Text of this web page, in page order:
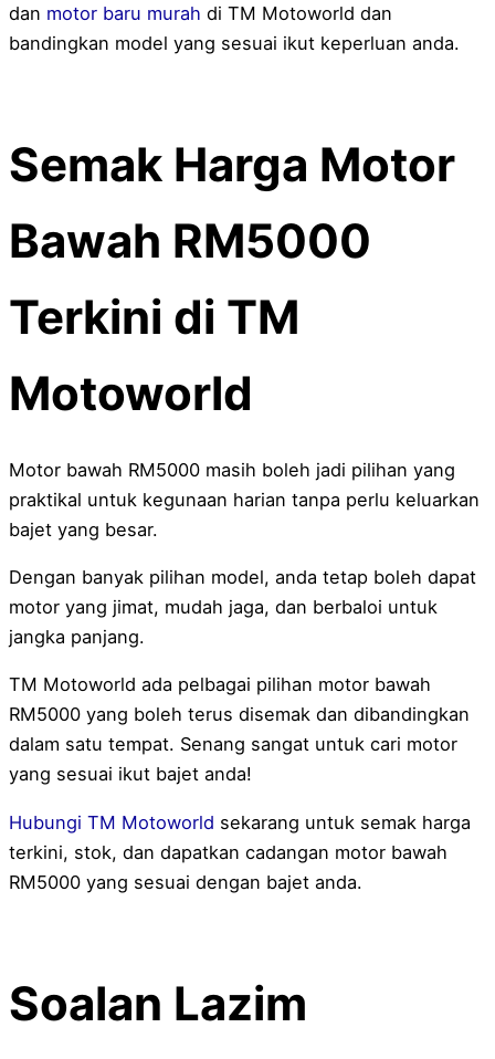
dan motor baru murah di TM Motoworld dan
bandingkan model yang sesuai ikut keperluan anda.
Semak Harga Motor
Bawah RM5000
Terkini di TM
Motoworld
Motor bawah RM5000 masih boleh jadi pilihan yang
praktikal untuk kegunaan harian tanpa perlu keluarkan
bajet yang besar.
Dengan banyak pilihan model, anda tetap boleh dapat
motor yang jimat, mudah jaga, dan berbaloi untuk
jangka panjang.
TM Motoworld ada pelbagai pilihan motor bawah
RM5000 yang boleh terus disemak dan dibandingkan
dalam satu tempat. Senang sangat untuk cari motor
yang sesuai ikut bajet anda!
Hubungi TM Motoworld sekarang untuk semak harga
terkini, stok, dan dapatkan cadangan motor bawah
RM5000 yang sesuai dengan bajet anda.
Soalan Lazim